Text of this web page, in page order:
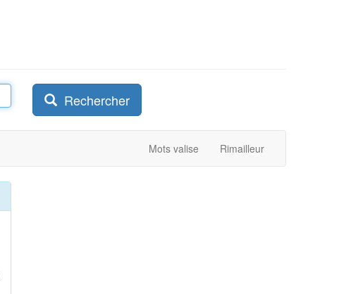
Rechercher
Mots valise Rimailleur